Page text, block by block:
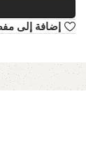
إضافة إلى